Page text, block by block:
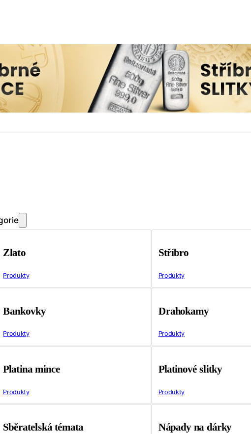
Zlato
Produkty
Stříbro
Produkty
Bankovky
Produkty
Drahokamy
Produkty
Platina mince
Produkty
Platinové slitky
Produkty
Sběratelská témata Nápady na dárky